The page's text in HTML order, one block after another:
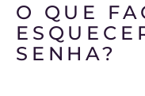
O QUE
SENHA?